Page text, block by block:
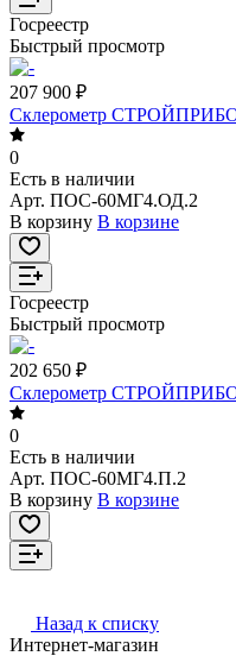
Госреестр
Быстрый просмотр
207 900 ₽
Склерометр
0
Есть в наличии
Арт. ПОС-60МГ4.ОД.2
В корзину В корзине
Госреестр
Быстрый просмотр
202 650 ₽
Склерометр
0
Есть в наличии
Арт. ПОС-60МГ4.П.2
В корзину В корзине
Назад к списку
Интернет-магазин